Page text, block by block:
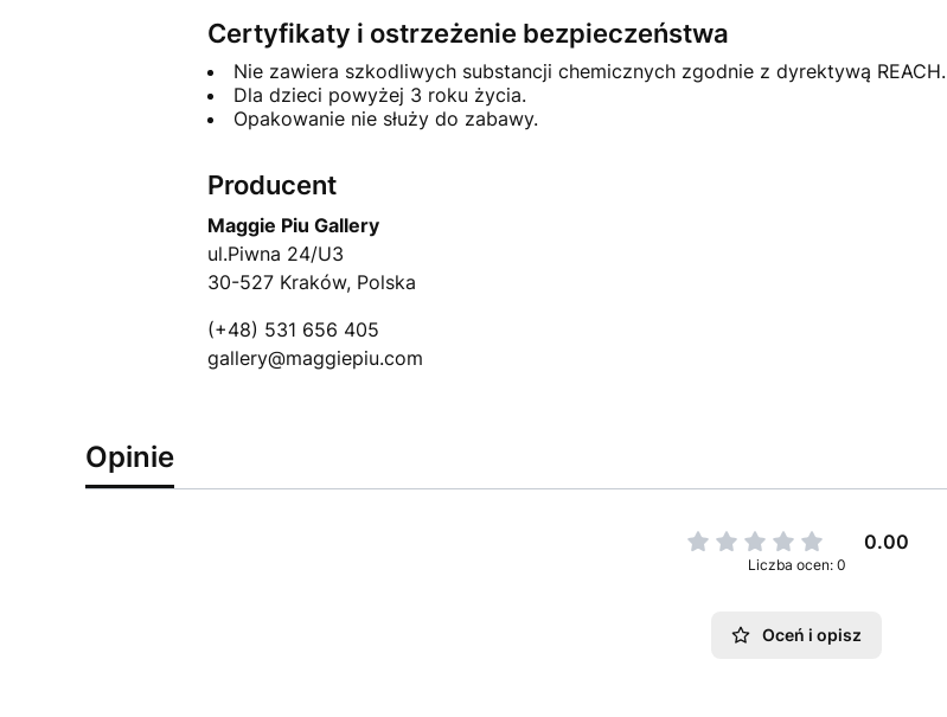
Certyfikaty i ostrzeżenie bezpieczeństwa
Nie zawiera szkodliwych substancji chemicznych zgodnie z dyrektywą REACH.
Dla dzieci powyżej 3 roku życia.
Opakowanie nie służy do zabawy.
Producent
Maggie Piu Gallery
ul.Piwna 24/U3
30-527 Kraków, Polska
(+48) 531 656 405
gallery@maggiepiu.com
Opinie
0.00
Liczba ocen: 0
Oceń i opisz